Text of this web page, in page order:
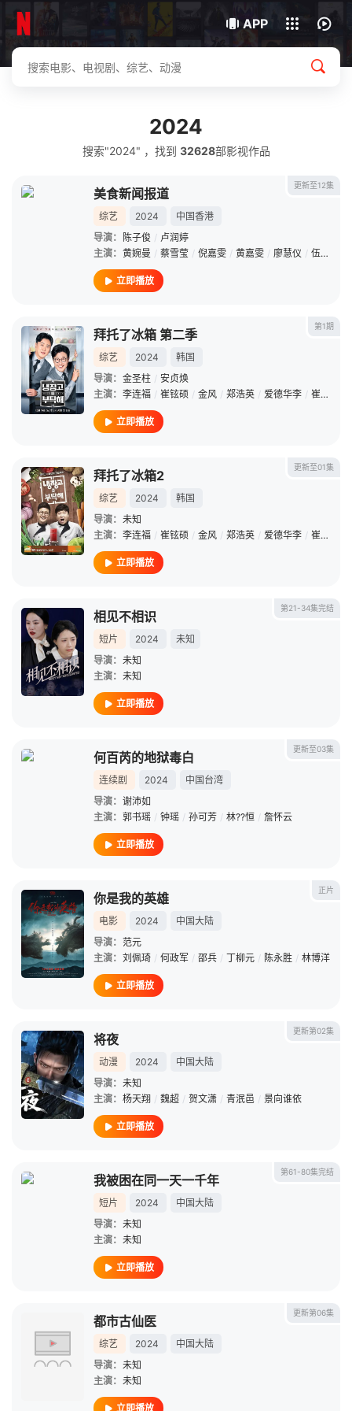
APP
下载客户端
我的观影记录
2024
搜索"2024" ，找到 32628部影视作品
更新至12集
美食新闻报道
综艺 2024
中国香港
导演：
陈子俊 / 卢润婷
主演： 黄婉曼 / 蔡雪莹 / 倪嘉雯 / 黄嘉雯 / 廖慧仪 / 伍倩彤
立即播放
第1期
拜托了冰箱 第二季
综艺 2024
韩国
导演： 金圣柱 / 安贞焕
主演： 李连福 / 崔铉硕 / 金风 / 郑浩英 / 爱德华李 / 崔康禄
立即播放
更新至01集
拜托了冰箱2
综艺 2024
韩国
导演： 未知
主演： 李连福 / 崔铉硕 / 金风 / 郑浩英 / 爱德华李 / 崔康禄
立即播放
第21-34集完结
相见不相识
短片 2024
未知
导演： 未知
主演： 未知
立即播放
更新至03集
何百芮的地狱毒白
连续剧 2024
中国台湾
导演： 谢沛如
主演： 郭书瑶 / 钟瑶 / 孙可芳 / 林??恒 / 詹怀云
立即播放
正片
你是我的英雄
电影 2024
中国大陆
导演： 范元
主演： 刘佩琦 / 何政军 / 邵兵 / 丁柳元 / 陈永胜 / 林博洋
立即播放
更新第02集
将夜
动漫 2024
中国大陆
导演： 未知
主演： 杨天翔 / 魏超 / 贺文潇 / 青泯邑 / 景向谁依
立即播放
第61-80集完结
我被困在同一天一千年
短片 2024
中国大陆
导演： 未知
主演： 未知
立即播放
更新第06集
都市古仙医
综艺 2024
中国大陆
导演： 未知
主演： 未知
立即播放